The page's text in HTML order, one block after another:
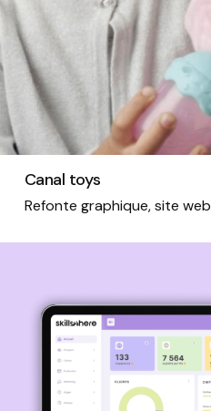
Canal toys
Refonte graphique, site web